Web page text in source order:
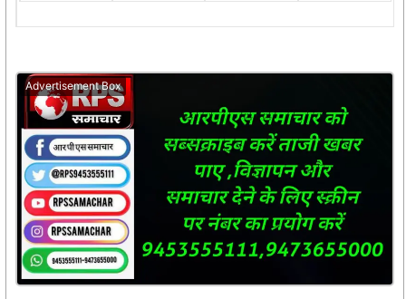
Advertisement Box